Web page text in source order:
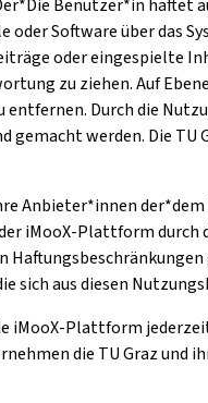
Benutzer*in
oder Software über das
oder eingespielte
zu ziehen. Auf
Durch die
werden. Die TU
Anbieter*innen
iMooX-Plattform
sich aus diesen
iMooX-Plattform
die TU Graz und